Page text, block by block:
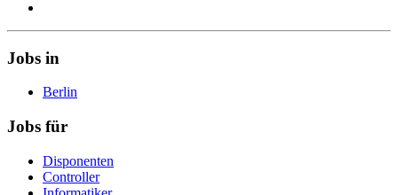
Jobs in
Berlin
Jobs für
Disponenten
Controller